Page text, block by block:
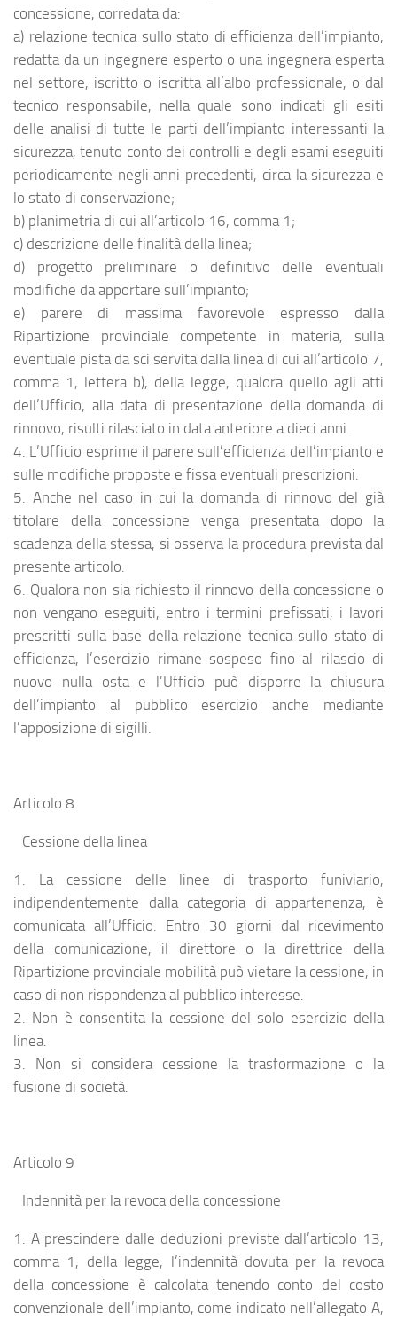
concessione, corredata da:
a) relazione tecnica sullo stato di efficienza dell’impianto,
redatta da un ingegnere esperto o una ingegnera esperta
nel settore, iscritto o iscritta all’albo professionale, o dal
tecnico responsabile, nella quale sono indicati gli esiti
delle analisi di tutte le parti dell’impianto interessanti la
sicurezza, tenuto conto dei controlli e degli esami eseguiti
periodicamente negli anni precedenti, circa la sicurezza e
lo stato di conservazione;
b) planimetria di cui all’articolo 16, comma 1;
c) descrizione delle finalità della linea;
d) progetto preliminare o definitivo delle eventuali
modifiche da apportare sull’impianto;
e) parere di massima favorevole espresso dalla
Ripartizione provinciale competente in materia, sulla
eventuale pista da sci servita dalla linea di cui all’articolo 7,
comma 1, lettera b), della legge, qualora quello agli atti
dell’Ufficio, alla data di presentazione della domanda di
rinnovo, risulti rilasciato in data anteriore a dieci anni.
4. L’Ufficio esprime il parere sull’efficienza dell’impianto e
sulle modifiche proposte e fissa eventuali prescrizioni.
5. Anche nel caso in cui la domanda di rinnovo del già
titolare della concessione venga presentata dopo la
scadenza della stessa, si osserva la procedura prevista dal
presente articolo.
6. Qualora non sia richiesto il rinnovo della concessione o
non vengano eseguiti, entro i termini prefissati, i lavori
prescritti sulla base della relazione tecnica sullo stato di
efficienza, l’esercizio rimane sospeso fino al rilascio di
nuovo nulla osta e l’Ufficio può disporre la chiusura
dell’impianto al pubblico esercizio anche mediante
l’apposizione di sigilli.
Articolo 8
Cessione della linea
1. La cessione delle linee di trasporto funiviario,
indipendentemente dalla categoria di appartenenza, è
comunicata all’Ufficio. Entro 30 giorni dal ricevimento
della comunicazione, il direttore o la direttrice della
Ripartizione provinciale mobilità può vietare la cessione, in
caso di non rispondenza al pubblico interesse.
2. Non è consentita la cessione del solo esercizio della
linea.
3. Non si considera cessione la trasformazione o la
fusione di società.
Articolo 9
Indennità per la revoca della concessione
1. A prescindere dalle deduzioni previste dall’articolo 13,
comma 1, della legge, l’indennità dovuta per la revoca
della concessione è calcolata tenendo conto del costo
convenzionale dell’impianto, come indicato nell’allegato A,